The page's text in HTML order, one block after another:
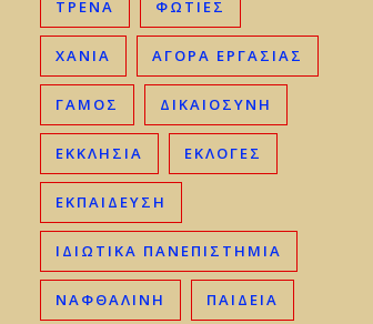
ΤΡΈΝΑ ΦΩΤΙΈΣ
ΧΑΝΙΆ ΑΓΟΡΆ ΕΡΓΑΣΊΑΣ
ΓΑΜΟΣ ΔΙΚΑΙΟΣΎΝΗ
ΕΚΚΛΗΣΊΑ ΕΚΛΟΓΈΣ
ΕΚΠΑΊΔΕΥΣΗ
ΙΔΙΩΤΙΚΆ ΠΑΝΕΠΙΣΤΉΜΙΑ
ΝΑΦΘΑΛΊΝΗ ΠΑΙΔΕΊΑ